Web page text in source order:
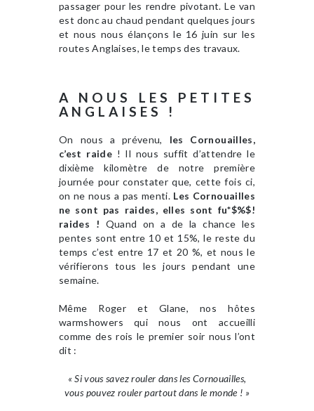
passager pour les rendre pivotant. Le van
est donc au chaud pendant quelques jours
et nous nous élançons le 16 juin sur les
routes Anglaises, le temps des travaux.
A NOUS LES PETITES
ANGLAISES !
On nous a prévenu, les Cornouailles,
c’est raide ! Il nous suffit d’attendre le
dixième kilomètre de notre première
journée pour constater que, cette fois ci,
on ne nous a pas menti. Les Cornouailles
ne sont pas raides, elles sont fu*$%$!
raides ! Quand on a de la chance les
pentes sont entre 10 et 15%, le reste du
temps c’est entre 17 et 20 %, et nous le
vérifierons tous les jours pendant une
semaine.
Même Roger et Glane, nos hôtes
warmshowers qui nous ont accueilli
comme des rois le premier soir nous l’ont
dit :
« Si vous savez rouler dans les Cornouailles,
vous pouvez rouler partout dans le monde ! »